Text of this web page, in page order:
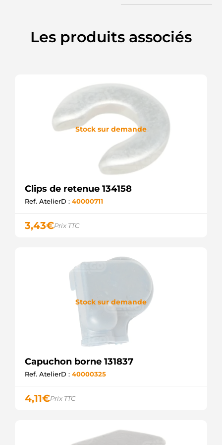
Les produits associés
Stock sur demande
Clips de retenue 134158
Ref. AtelierD : 40000711
3,43€Prix TTC
Stock sur demande
Capuchon borne 131837
Ref. AtelierD : 40000325
4,11€Prix TTC